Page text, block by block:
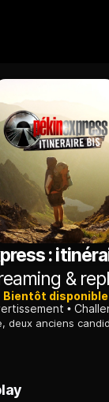
:
&
Bientôt disponible